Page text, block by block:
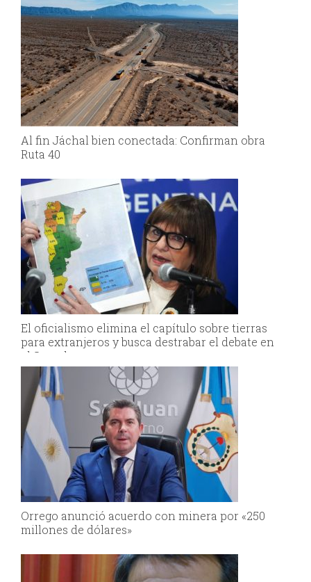
Al fin Jáchal bien conectada: Confirman obra
Ruta 40
El oficialismo elimina el capítulo sobre tierras
para extranjeros y busca destrabar el debate en
el Senado
Orrego anunció acuerdo con minera por «250
millones de dólares»